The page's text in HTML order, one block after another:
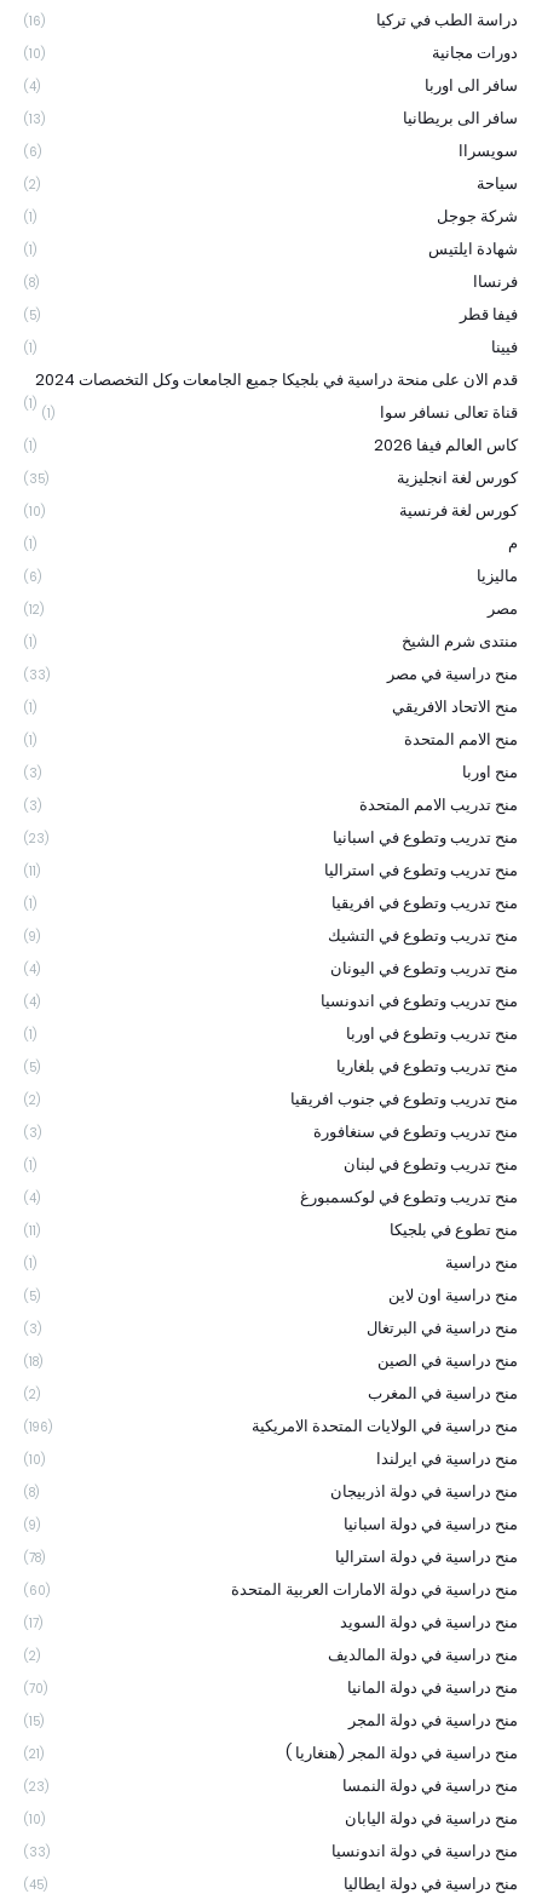
دراسة الطب في تركيا (16)
دورات مجانية (10)
سافر الى اوربا (4)
سافر الى بريطانيا (13)
سويسراا (6)
سياحة (2)
شركة جوجل (1)
شهادة ايلتيس (1)
فرنساا (8)
فيفا قطر (5)
فيينا (1)
قدم الان على منحة دراسية في بلجيكا جميع الجامعات وكل التخصصات 2024
(1) قناة تعالى نسافر سوا (1)
كاس العالم فيفا 2026 (1)
كورس لغة انجليزية (35)
كورس لغة فرنسية (10)
م (1)
ماليزيا (6)
مصر (12)
منتدى شرم الشيخ (1)
منح دراسية في مصر (33)
منح الاتحاد الافريقي (1)
منح الامم المتحدة (1)
منح اوربا (3)
منح تدريب الامم المتحدة (3)
منح تدريب وتطوع في اسبانيا (23)
منح تدريب وتطوع في استراليا (11)
منح تدريب وتطوع في افريقيا (1)
منح تدريب وتطوع في التشيك (9)
منح تدريب وتطوع في اليونان (4)
منح تدريب وتطوع في اندونسيا (4)
منح تدريب وتطوع في اوربا (1)
منح تدريب وتطوع في بلغاريا (5)
منح تدريب وتطوع في جنوب افريقيا (2)
منح تدريب وتطوع في سنغافورة (3)
منح تدريب وتطوع في لبنان (1)
منح تدريب وتطوع في لوكسمبورغ (4)
منح تطوع في بلجيكا (11)
منح دراسية (1)
منح دراسية اون لاين (5)
منح دراسية في البرتغال (3)
منح دراسية في الصين (18)
منح دراسية في المغرب (2)
منح دراسية في الولايات المتحدة الامريكية (196)
منح دراسية في ايرلندا (10)
منح دراسية في دولة اذربيجان (8)
منح دراسية في دولة اسبانيا (9)
منح دراسية في دولة استراليا (78)
منح دراسية في دولة الامارات العربية المتحدة (60)
منح دراسية في دولة السويد (17)
منح دراسية في دولة المالديف (2)
منح دراسية في دولة المانيا (70)
منح دراسية في دولة المجر (15)
منح دراسية في دولة المجر (هنغاريا ) (21)
منح دراسية في دولة النمسا (23)
منح دراسية في دولة اليابان (10)
منح دراسية في دولة اندونسيا (33)
منح دراسية في دولة ايطاليا (45)